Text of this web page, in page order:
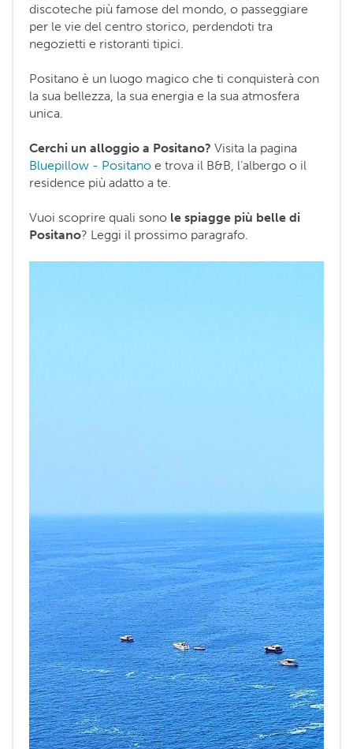
discoteche più famose del mondo, o passeggiare
per le vie del centro storico, perdendoti tra
negozietti e ristoranti tipici.
Positano è un luogo magico che ti conquisterà con
la sua bellezza, la sua energia e la sua atmosfera
unica.
Cerchi un alloggio a Positano? Visita la pagina
Bluepillow - Positano e trova il B&B, l’albergo o il
residence più adatto a te.
Vuoi scoprire quali sono le spiagge più belle di
Positano? Leggi il prossimo paragrafo.